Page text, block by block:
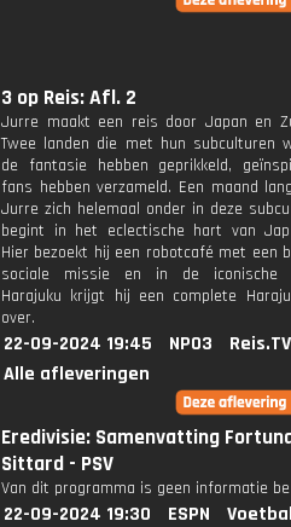
3 op Reis: Afl. 2
Jurre maakt een reis door Japan en
Twee landen die met hun subculturen
de fantasie hebben geprikkeld,
fans hebben verzameld. Een maand
Jurre zich helemaal onder in deze
begint in het eclectische hart van
Hier bezoekt hij een robotcafé met een
sociale missie en in de iconische
Harajuku krijgt hij een complete
over.
22-09-2024 19:45 NPO3
Reis.TV
Alle afleveringen
Eredivisie: Samenvatting
Sittard - PSV
Van dit programma is geen informatie
22-09-2024 19:30 ESPN